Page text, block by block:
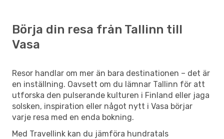
Börja din resa från Tallinn till
Vasa
Resor handlar om mer än bara destinationen – det är
en inställning. Oavsett om du lämnar Tallinn för att
utforska den pulserande kulturen i Finland eller jaga
solsken, inspiration eller något nytt i Vasa börjar
varje resa med en enda bokning.
Med Travellink kan du jämföra hundratals